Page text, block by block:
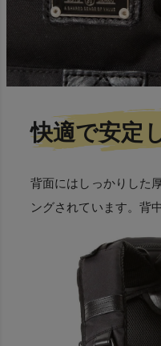
快適で安定
背面にはしっかりした
ングされています。背